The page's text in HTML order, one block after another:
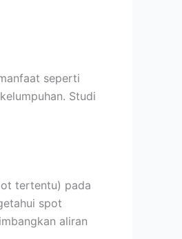
seperti
Studi
tertentu) pada
spot
aliran